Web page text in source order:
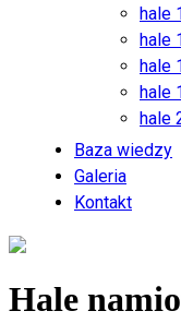
hale
hale
hale
hale
hale
Baza wiedzy
Galeria
Kontakt
Hale